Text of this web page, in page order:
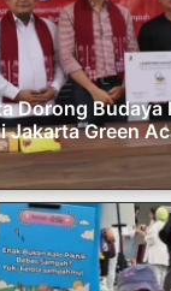
Dorong Budaya
Jakarta Green